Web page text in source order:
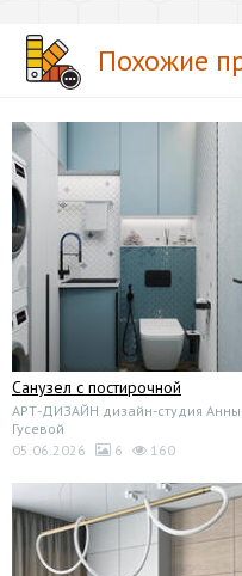
Похожие
Санузел с постирочной
АРТ-ДИЗАЙН дизайн-студия Анны
Гусевой
05.06.2026
6 160